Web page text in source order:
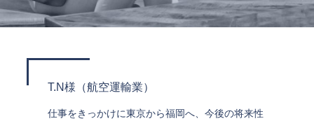
T.N様（航空運輸業）
仕事をきっかけに東京から福岡へ、今後の将来性